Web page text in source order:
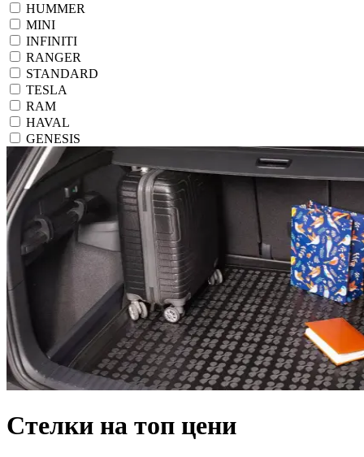
HUMMER
MINI
INFINITI
RANGER
STANDARD
TESLA
RAM
HAVAL
GENESIS
Стелки на топ цени